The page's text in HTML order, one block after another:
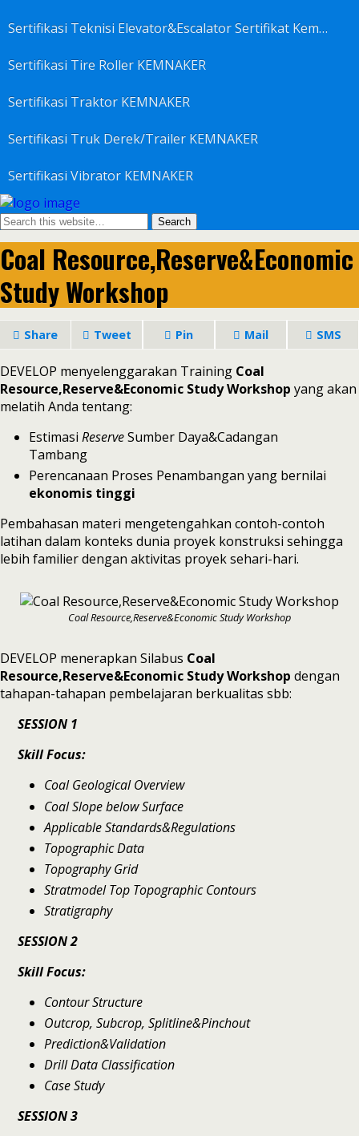
Sertifikasi Teknisi Elevator&Escalator Sertifikat Kemenaker KEMNAKER
Sertifikasi Tire Roller KEMNAKER
Sertifikasi Traktor KEMNAKER
Sertifikasi Truk Derek/Trailer KEMNAKER
Sertifikasi Vibrator KEMNAKER
Coal Resource,Reserve&Economic
Study Workshop
Share Tweet Pin Mail SMS
DEVELOP menyelenggarakan Training Coal
Resource,Reserve&Economic Study Workshop yang akan
melatih Anda tentang:
Estimasi ReserveSumber Daya&Cadangan
Tambang
Perencanaan Proses Penambangan yang bernilai
ekonomis tinggi
Pembahasan materi mengetengahkan contoh-contoh
latihan dalam konteks dunia proyek konstruksi sehingga
lebih familier dengan aktivitas proyek sehari-hari.
Coal Resource,Reserve&Economic Study Workshop
DEVELOP menerapkan Silabus Coal
Resource,Reserve&Economic Study Workshop dengan
tahapan-tahapan pembelajaran berkualitas sbb:
SESSION 1
Skill Focus:
Coal Geological Overview
Coal Slope below Surface
Applicable Standards&Regulations
Topographic Data
Topography Grid
Stratmodel Top Topographic Contours
Stratigraphy
SESSION 2
Skill Focus:
Contour Structure
Outcrop, Subcrop, Splitline&Pinchout
Prediction&Validation
Drill Data Classification
Case Study
SESSION 3